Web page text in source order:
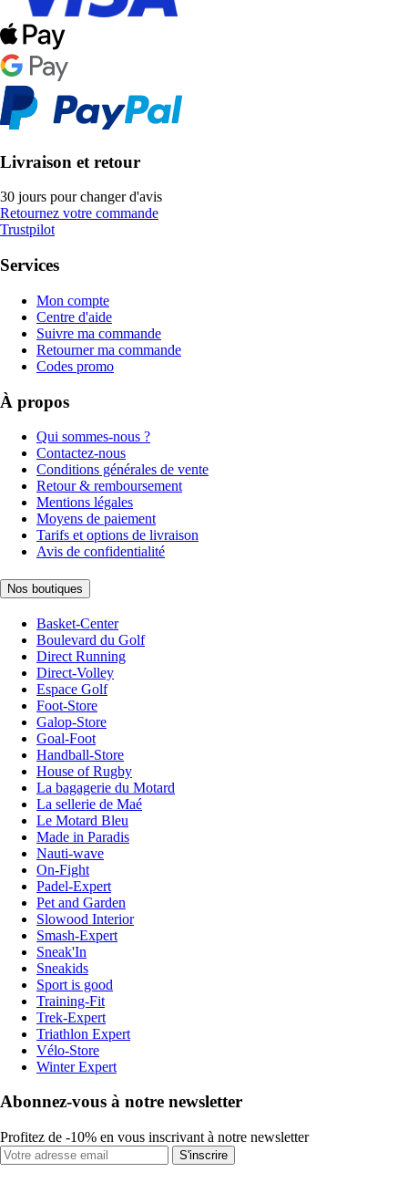
Livraison et retour
30 jours pour changer d'avis
Retournez votre commande
Trustpilot
Services
Mon compte
Centre d'aide
Suivre ma commande
Retourner ma commande
Codes promo
À propos
Qui sommes-nous ?
Contactez-nous
Conditions générales de vente
Retour & remboursement
Mentions légales
Moyens de paiement
Tarifs et options de livraison
Avis de confidentialité
Nos boutiques
Basket-Center
Boulevard du Golf
Direct Running
Direct-Volley
Espace Golf
Foot-Store
Galop-Store
Goal-Foot
Handball-Store
House of Rugby
La bagagerie du Motard
La sellerie de Maé
Le Motard Bleu
Made in Paradis
Nauti-wave
On-Fight
Padel-Expert
Pet and Garden
Slowood Interior
Smash-Expert
Sneak'In
Sneakids
Sport is good
Training-Fit
Trek-Expert
Triathlon Expert
Vélo-Store
Winter Expert
Abonnez-vous à notre newsletter
Profitez de -10% en vous inscrivant à notre newsletter
S'inscrire